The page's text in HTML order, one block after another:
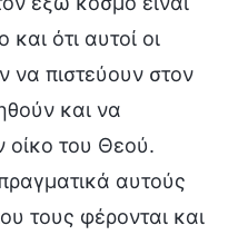
ότι αυτοί οι
να πιστεύουν στον
και να
οίκο του Θεού.
αυτούς
τους φέρονται και